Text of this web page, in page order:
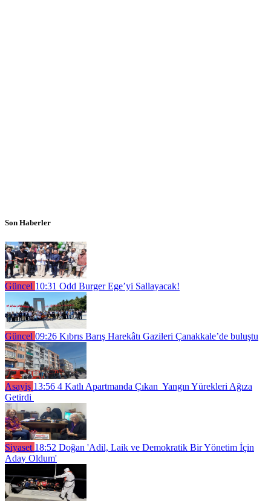
Son Haberler
Güncel 10:31 Odd Burger Ege’yi Sallayacak!
Güncel 09:26 Kıbrıs Barış Harekâtı Gazileri Çanakkale’de buluştu
Asayiş 13:56 4 Katlı Apartmanda Çıkan Yangın Yürekleri Ağıza
Getirdi
Siyaset 18:52 Doğan 'Adil, Laik ve Demokratik Bir Yönetim İçin
Aday Oldum'